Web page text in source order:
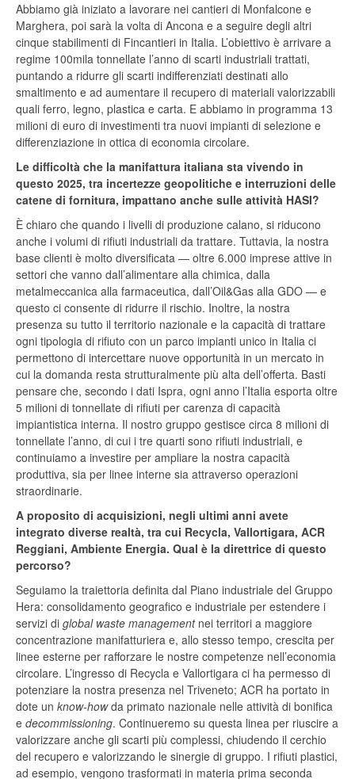
Abbiamo già iniziato a lavorare nei cantieri di Monfalcone e
Marghera, poi sarà la volta di Ancona e a seguire degli altri
cinque stabilimenti di Fincantieri in Italia. L’obiettivo è arrivare a
regime 100mila tonnellate l’anno di scarti industriali trattati,
puntando a ridurre gli scarti indifferenziati destinati allo
smaltimento e ad aumentare il recupero di materiali valorizzabili
quali ferro, legno, plastica e carta. E abbiamo in programma 13
milioni di euro di investimenti tra nuovi impianti di selezione e
differenziazione in ottica di economia circolare.
Le difficoltà che la manifattura italiana sta vivendo in
questo 2025, tra incertezze geopolitiche e interruzioni delle
catene di fornitura, impattano anche sulle attività HASI?
È chiaro che quando i livelli di produzione calano, si riducono
anche i volumi di rifiuti industriali da trattare. Tuttavia, la nostra
base clienti è molto diversificata — oltre 6.000 imprese attive in
settori che vanno dall’alimentare alla chimica, dalla
metalmeccanica alla farmaceutica, dall’Oil&Gas alla GDO — e
questo ci consente di ridurre il rischio. Inoltre, la nostra
presenza su tutto il territorio nazionale e la capacità di trattare
ogni tipologia di rifiuto con un parco impianti unico in Italia ci
permettono di intercettare nuove opportunità in un mercato in
cui la domanda resta strutturalmente più alta dell’offerta. Basti
pensare che, secondo i dati Ispra, ogni anno l’Italia esporta oltre
5 milioni di tonnellate di rifiuti per carenza di capacità
impiantistica interna. Il nostro gruppo gestisce circa 8 milioni di
tonnellate l’anno, di cui i tre quarti sono rifiuti industriali, e
continuiamo a investire per ampliare la nostra capacità
produttiva, sia per linee interne sia attraverso operazioni
straordinarie.
A proposito di acquisizioni, negli ultimi anni avete
integrato diverse realtà, tra cui Recycla, Vallortigara, ACR
Reggiani, Ambiente Energia. Qual è la direttrice di questo
percorso?
Seguiamo la traiettoria definita dal Piano industriale del Gruppo
Hera: consolidamento geografico e industriale per estendere i
servizi di global waste managementnei territori a maggiore
concentrazione manifatturiera e, allo stesso tempo, crescita per
linee esterne per rafforzare le nostre competenze nell’economia
circolare. L’ingresso di Recycla e Vallortigara ci ha permesso di
potenziare la nostra presenza nel Triveneto; ACR ha portato in
dote un know-howda primato nazionale nelle attività di bonifica
e decommissioning. Continueremo su questa linea per riuscire a
valorizzare anche gli scarti più complessi, chiudendo il cerchio
del recupero e valorizzando le sinergie di gruppo. I rifiuti plastici,
ad esempio, vengono trasformati in materia prima seconda